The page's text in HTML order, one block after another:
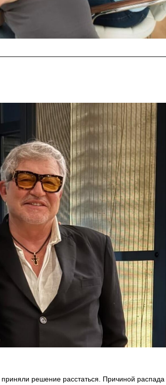
решение расстаться. Причиной распада